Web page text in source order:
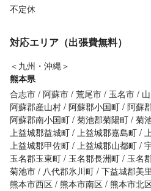
不定休
対応エリア（出張費無料）
＜九州・沖縄＞
熊本県
合志市 阿蘇市 荒尾市 玉名市
阿蘇郡産山村 阿蘇郡小国町 阿蘇
阿蘇郡南小国町 菊池郡菊陽町 菊
上益城郡益城町 上益城郡嘉島町
上益城郡甲佐町 上益城郡山都町
玉名郡玉東町
玉名郡長洲町 玉名
菊池市
八代郡氷川町 下益城郡美
熊本市西区 熊本市南区 熊本市北